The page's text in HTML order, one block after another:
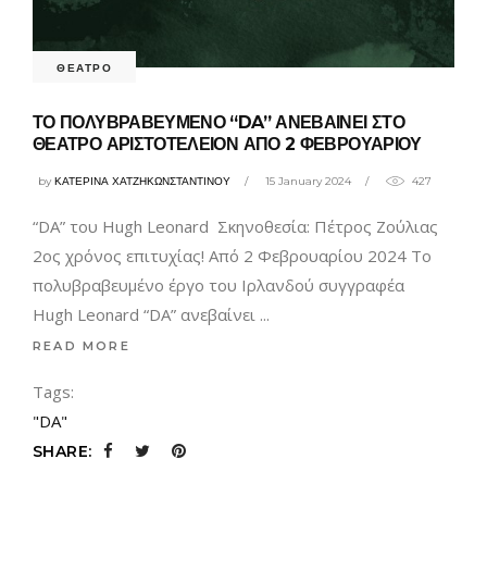
ΘΕΑΤΡΟ
ΤΟ ΠΟΛΥΒΡΑΒΕΥΜΕΝΟ “DA” ΑΝΕΒΑΙΝΕΙ ΣΤΟ
ΘΕΑΤΡΟ ΑΡΙΣΤΟΤΕΛΕΙΟΝ ΑΠΟ 2 ΦΕΒΡΟΥΑΡΙΟΥ
byΚΑΤΕΡΙΝΑ ΧΑΤΖΗΚΩΝΣΤΑΝΤΙΝΟΥ 15 January 2024 427
“DA” του Hugh Leonard Σκηνοθεσία: Πέτρος Ζούλιας
2ος χρόνος επιτυχίας! Από 2 Φεβρουαρίου 2024 Το
πολυβραβευμένο έργο του Ιρλανδού συγγραφέα
Hugh Leonard “DA” ανεβαίνει
READ MORE
Tags:
"DA"
SHARE: